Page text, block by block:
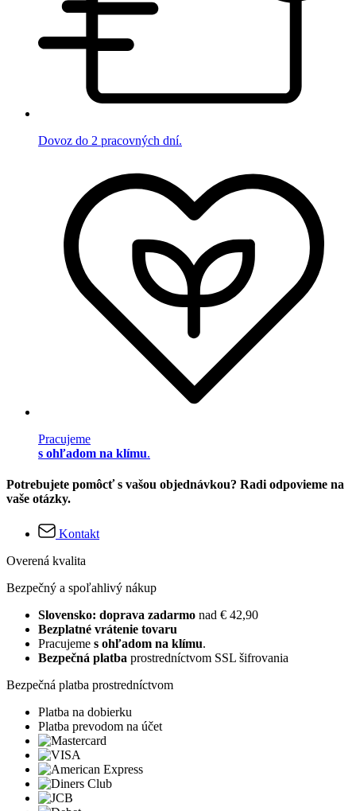
Dovoz do 2 pracovných dní.
Pracujeme
s ohľadom na klímu.
Potrebujete pomôcť s vašou objednávkou? Radi odpovieme na
vaše otázky.
Kontakt
Overená kvalita
Bezpečný a spoľahlivý nákup
Slovensko: doprava zadarmo nad € 42,90
Bezplatné vrátenie tovaru
Pracujeme s ohľadom na klímu.
Bezpečná platba prostredníctvom SSL šifrovania
Bezpečná platba prostredníctvom
Platba na dobierku
Platba prevodom na účet